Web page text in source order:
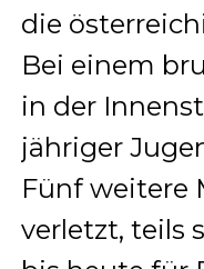
die
Bei einem
in der
jähriger
Fünf weitere
verletzt, teils